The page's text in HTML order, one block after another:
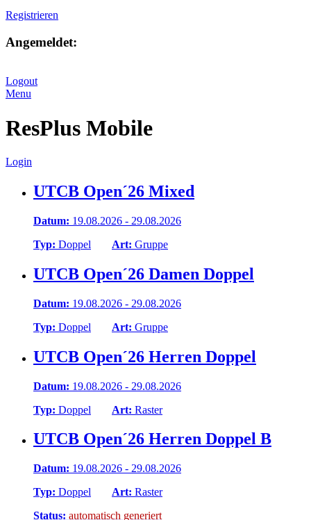
Registrieren
Angemeldet:
Logout
Menu
ResPlus Mobile
Login
UTCB Open´26 Mixed
Datum: 19.08.2026 - 29.08.2026
Typ: Doppel Art: Gruppe
UTCB Open´26 Damen Doppel
Datum: 19.08.2026 - 29.08.2026
Typ: Doppel Art: Gruppe
UTCB Open´26 Herren Doppel
Datum: 19.08.2026 - 29.08.2026
Typ: Doppel Art: Raster
UTCB Open´26 Herren Doppel B
Datum: 19.08.2026 - 29.08.2026
Typ: Doppel Art: Raster
Status: automatisch generiert